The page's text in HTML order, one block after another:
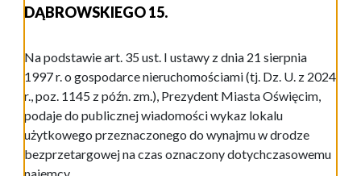
DĄBROWSKIEGO 15.
Na podstawie art. 35 ust. I ustawy z dnia 21 sierpnia
1997 r. o gospodarce nieruchomościami (tj. Dz. U. z 2024
r., poz. 1145 z późn. zm.), Prezydent Miasta Oświęcim,
podaje do publicznej wiadomości wykaz lokalu
użytkowego przeznaczonego do wynajmu w drodze
bezprzetargowej na czas oznaczony dotychczasowemu